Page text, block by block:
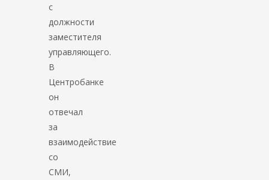
с
должности
заместителя
управляющего.
В
Центробанке
он
отвечал
за
взаимодействие
со
СМИ,